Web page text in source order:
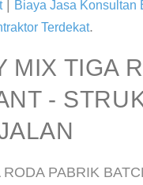
|
Biaya Jasa Konsultan
Terdekat.
MIX TIGA
-
PABRIK